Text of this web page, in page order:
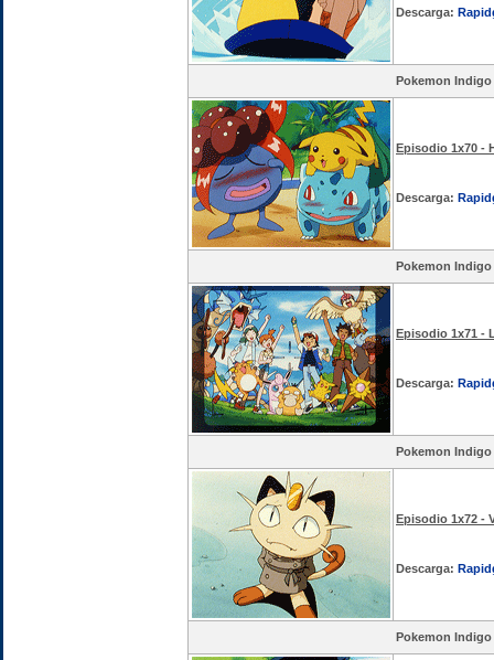
Descarga:
Pokemon Indigo
Episodio 1x70 -
Descarga:
Pokemon Indigo
Episodio 1x71 -
Descarga:
Pokemon Indigo
Episodio 1x72 -
Descarga:
Pokemon Indigo